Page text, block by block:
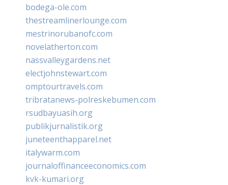
bodega-ole.com
thestreamlinerlounge.com
mestrinorubanofc.com
novelatherton.com
nassvalleygardens.net
electjohnstewart.com
omptourtravels.com
tribratanews-polreskebumen.com
rsudbayuasih.org
publikjurnalistik.org
juneteenthapparel.net
italywarm.com
journaloffinanceeconomics.com
kvk-kumari.org